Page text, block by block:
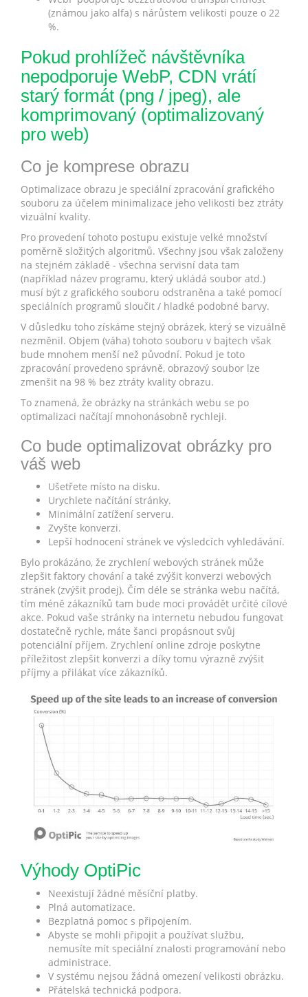
(známou jako alfa) s nárůstem velikosti pouze o 22
%.
Pokud prohlížeč návštěvníka
nepodporuje WebP, CDN vrátí
starý formát (png / jpeg), ale
komprimovaný (optimalizovaný
pro web)
Co je komprese obrazu
Optimalizace obrazu je speciální zpracování grafického
souboru za účelem minimalizace jeho velikosti bez ztráty
vizuální kvality.
Pro provedení tohoto postupu existuje velké množství
poměrně složitých algoritmů. Všechny jsou však založeny
na stejném základě - všechna servisní data tam
(například název programu, který ukládá soubor atd.)
musí být z grafického souboru odstraněna a také pomocí
speciálních programů sloučit / hladké podobné barvy.
V důsledku toho získáme stejný obrázek, který se vizuálně
nezměnil. Objem (váha) tohoto souboru v bajtech však
bude mnohem menší než původní. Pokud je toto
zpracování provedeno správně, obrazový soubor lze
zmenšit na 98 % bez ztráty kvality obrazu.
To znamená, že obrázky na stránkách webu se po
optimalizaci načítají mnohonásobně rychleji.
Co bude optimalizovat obrázky pro
váš web
Ušetřete místo na disku.
Urychlete načítání stránky.
Minimální zatížení serveru.
Zvyšte konverzi.
Lepší hodnocení stránek ve výsledcích vyhledávání.
Bylo prokázáno, že zrychlení webových stránek může
zlepšit faktory chování a také zvýšit konverzi webových
stránek (zvýšit prodej). Čím déle se stránka webu načítá,
tím méně zákazníků tam bude moci provádět určité cílové
akce. Pokud vaše stránky na internetu nebudou fungovat
dostatečně rychle, máte šanci propásnout svůj
potenciální příjem. Zrychlení online zdroje poskytne
příležitost zlepšit konverzi a díky tomu výrazně zvýšit
příjmy a přilákat více zákazníků.
Výhody OptiPic
Neexistují žádné měsíční platby.
Plná automatizace.
Bezplatná pomoc s připojením.
Abyste se mohli připojit a používat službu,
nemusíte mít speciální znalosti programování nebo
administrace.
V systému nejsou žádná omezení velikosti obrázku.
Přátelská technická podpora.